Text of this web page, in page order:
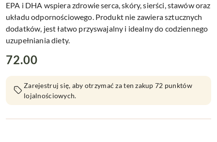
EPA i DHA wspiera zdrowie serca, skóry, sierści, stawów oraz
układu odpornościowego. Produkt nie zawiera sztucznych
dodatków, jest łatwo przyswajalny i idealny do codziennego
uzupełniania diety.
cena:
72.00
Zarejestruj się, aby otrzymać za ten zakup 72 punktów
lojalnościowych.